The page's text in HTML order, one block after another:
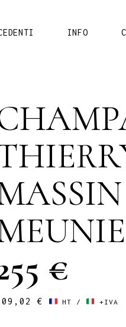
INFO
STORIA
€
€ HT / +IVA